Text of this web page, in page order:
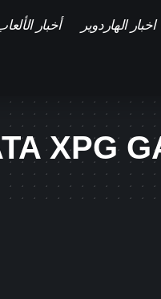
اخبار الهاردوير أخبار
XPG